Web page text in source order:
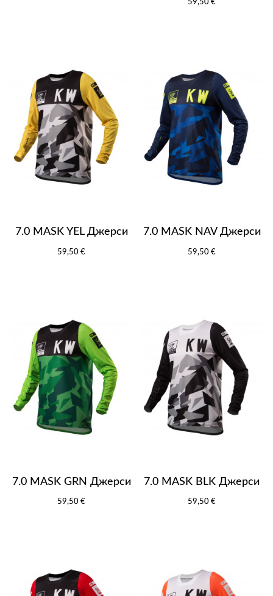
59,50 €
7.0 MASK YEL Джерси
59,50 €
7.0 MASK NAV Джерси
59,50 €
7.0 MASK GRN Джерси
59,50 €
7.0 MASK BLK Джерси
59,50 €